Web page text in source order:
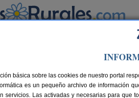
Busca por
> Finca o Bizarro
Bizarro
en Trabada (Lugo)
básica sobre las cookies de nuestro portal
es un pequeño archivo de información
servicios. Las activadas y necesarias para que